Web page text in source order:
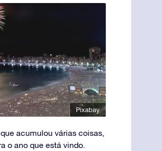
Pixabay
acumulou várias coisas,
o ano que está vindo.